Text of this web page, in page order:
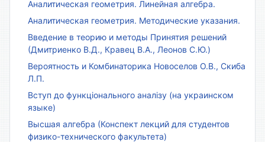
Аналитическая геометрия. Линейная алгебра.
Аналитическая геометрия. Методические указания.
Введение в теорию и методы Принятия решений
(Дмитриенко В.Д., Кравец В.А., Леонов С.Ю.)
Вероятность и Комбинаторика Новоселов О.В., Скиба
Л.П.
Вступ до функціонального аналізу (на украинском
языке)
Высшая алгебра (Конспект лекций для студентов
физико-технического факультета)